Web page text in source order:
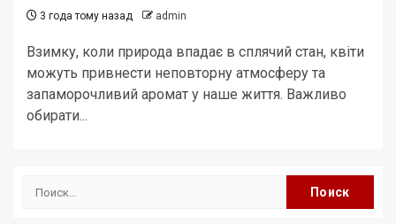
3 года тому назад admin
Взимку, коли природа впадає в сплячий стан, квіти
можуть привнести неповторну атмосферу та
запаморочливий аромат у наше життя. Важливо
обирати...
Найти: